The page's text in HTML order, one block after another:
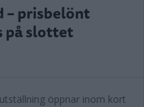
– prisbelönt
på slottet